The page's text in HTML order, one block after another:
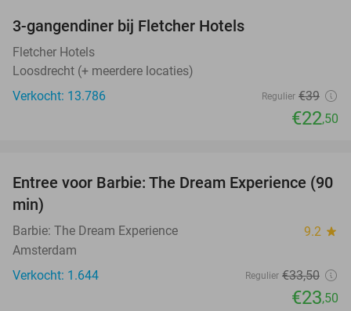
3-gangendiner bij Fletcher Hotels
Fletcher Hotels
Loosdrecht (+ meerdere locaties)
Verkocht: 13.786
Regulier €39
€22,50
30%
Entree voor Barbie: The Dream Experience (90
min)
Barbie: The Dream Experience 9.2 star
Amsterdam
Verkocht: 1.644
Regulier €33,50
€23,50